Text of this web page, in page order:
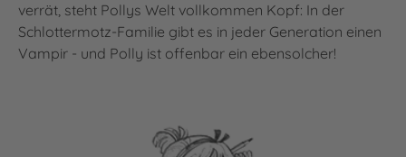
verrät, steht Pollys Welt vollkommen Kopf: In der
Schlottermotz-Familie gibt es in jeder Generation einen
Vampir - und Polly ist offenbar ein ebensolcher!